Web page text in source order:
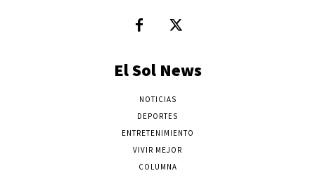
El Sol News
NOTICIAS
DEPORTES
ENTRETENIMIENTO
VIVIR MEJOR
COLUMNA